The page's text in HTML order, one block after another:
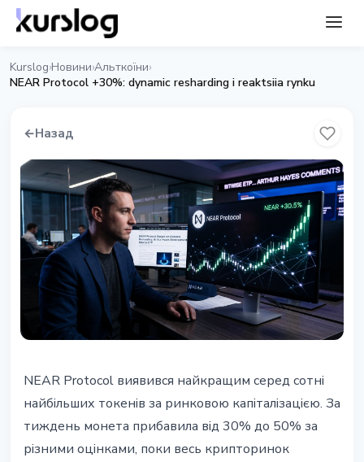
Kurslog›Новини›Альткоїни›
NEAR Protocol +30%: dynamic resharding i reaktsiia rynku
←Назад
NEAR Protocol +30%: що таке
dynamic resharding і чому ринок
відреагував
NEAR Protocol виявився найкращим серед сотні
найбільших токенів за ринковою капіталізацією. За
тиждень монета прибавила від 30% до 50% за
різними оцінками, поки весь крипторинок